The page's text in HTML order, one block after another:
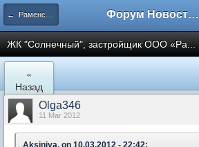
← Раменское Форум Новостройки
ЖК "Солнечный", застройщик ООО «Ра...
«
Назад
Olga346
11 Mar 2012
Aksiniya, on 10.03.2012 - 22:42: